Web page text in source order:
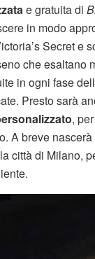
e gratuita di
in modo
Secret e
che esaltano
in ogni fase
Presto sarà
,
A breve
città di Milano,